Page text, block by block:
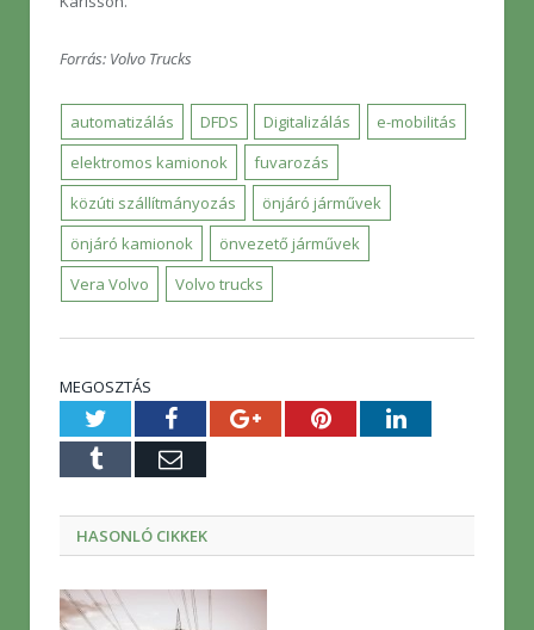
Forrás: Volvo Trucks
automatizálás DFDS Digitalizálás
e-mobilitás
elektromos kamionok
fuvarozás
közúti szállítmányozás
önjáró járművek
önjáró kamionok
önvezető járművek
Vera Volvo
Volvo trucks
MEGOSZTÁS
TwitterFacebookGoogle+PinterestLinkedIn
Tumblr E-
HASONLÓ CIKKEK